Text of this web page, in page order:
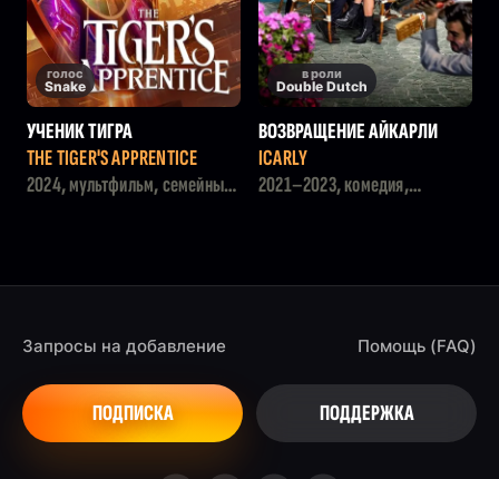
голос
Snake
УЧЕНИК ТИГРА
THE TIGER'S APPRENTICE
2024, мультфильм, семейный,
в роли
Double Dutch
ВОЗВРАЩЕНИЕ АЙКАРЛИ
ICARLY
2021–2023, комедия,
Запросы на добавление
ПОДПИСКА
Помощь (FAQ)
ПОДДЕРЖКА